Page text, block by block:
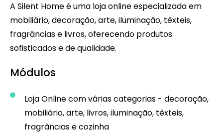
A Silent Home é uma loja online especializada em
mobiliário, decoração, arte, iluminação, têxteis,
fragrâncias e livros, oferecendo produtos
sofisticados e de qualidade.
Módulos
Loja Online com várias categorias - decoração,
mobiliário, arte, livros, iluminação, têxteis,
fragrâncias e cozinha